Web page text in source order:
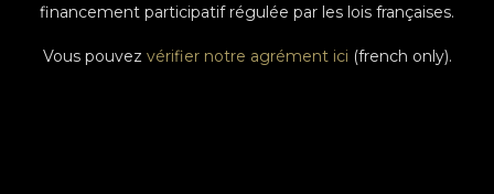
financement participatif régulée par les lois françaises.
Vous pouvez vérifier notre agrément ici (french only).